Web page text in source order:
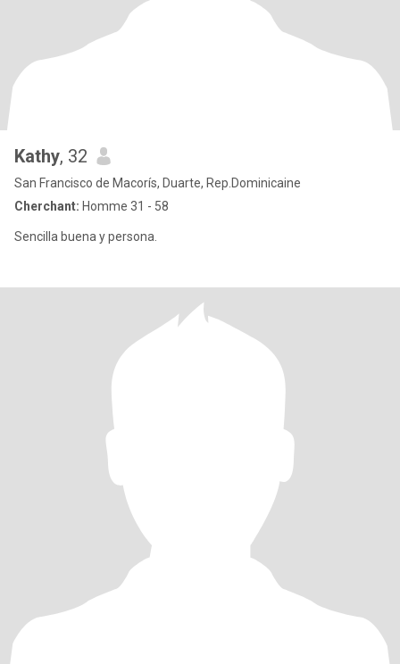
Kathy, 32
San Francisco de Macorís, Duarte, Rep.Dominicaine
Cherchant: Homme 31 - 58
Sencilla buena y persona.